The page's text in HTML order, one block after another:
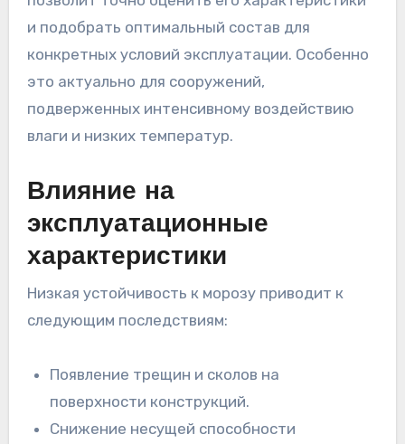
и подобрать оптимальный состав для
конкретных условий эксплуатации. Особенно
это актуально для сооружений,
подверженных интенсивному воздействию
влаги и низких температур.
Влияние на
эксплуатационные
характеристики
Низкая устойчивость к морозу приводит к
следующим последствиям:
Появление трещин и сколов на
поверхности конструкций.
Снижение несущей способности